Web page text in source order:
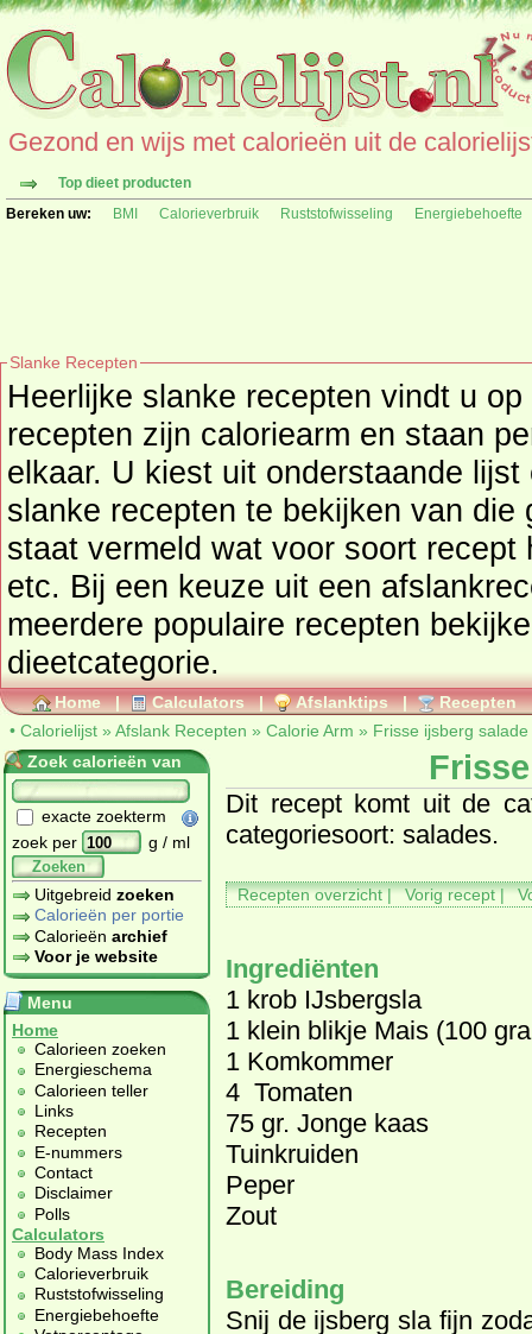
Gezond en wijs met calorieën uit de
Top dieet producten
Bereken uw:
BMI Calorieverbruik Ruststofwisseling Energiebehoefte
Slanke Recepten
Heerlijke slanke recepten vindt u
recepten zijn caloriearm en staan per dieet groep gesorteerd bij
elkaar. U kiest uit onderstaande
slanke recepten te bekijken van die groep. Achter elk recept
staat vermeld wat voor soort recept het is,
etc. Bij een keuze uit een
meerdere populaire recepten bekijken van de
dieetcategorie.
Home | Calculators | Afslanktips | Recepten
• Calorielijst » Afslank Recepten » Calorie Arm » Frisse ijsberg salade
Zoek calorieën van
exacte zoekterm
zoek per
g / ml
Zoeken
Uitgebreid zoeken
Calorieën per portie
Calorieën archief
Voor je website
Menu
Home
Calorieen zoeken
Energieschema
Calorieen teller
Links
Recepten
E-nummers
Contact
Disclaimer
Polls
Calculators
Body Mass Index
Calorieverbruik
Ruststofwisseling
Energiebehoefte
Dit recept komt uit de
categoriesoort: salades.
Recepten overzicht| Vorig recept|
Ingrediënten
1 krob IJsbergsla
1 klein blikje Mais (100
1 Komkommer
4 Tomaten
75 gr. Jonge kaas
Tuinkruiden
Peper
Zout
Bereiding
Snij de ijsberg sla fijn